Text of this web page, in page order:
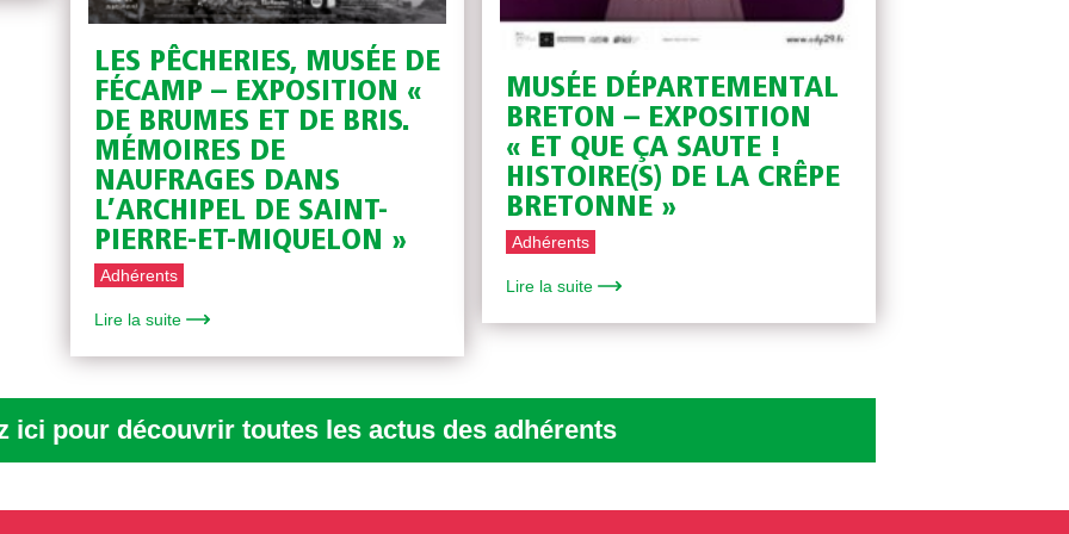
LES PÊCHERIES, MUSÉE DE
FÉCAMP – EXPOSITION «
DE BRUMES ET DE BRIS.
MÉMOIRES DE
NAUFRAGES DANS
L’ARCHIPEL DE SAINT-
PIERRE-ET-MIQUELON »
Adhérents
Lire la suite
MUSÉE DÉPARTEMENTAL
BRETON – EXPOSITION
« ET QUE ÇA SAUTE !
HISTOIRE(S) DE LA CRÊPE
BRETONNE »
Adhérents
Lire la suite
ici pour découvrir toutes les actus des adhérents